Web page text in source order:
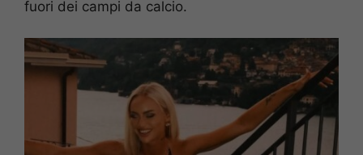
fuori dei campi da calcio.